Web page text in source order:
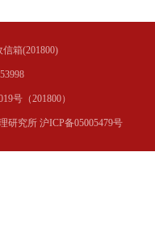
信箱(201800)
号（201800）
研究所 沪ICP备05005479号